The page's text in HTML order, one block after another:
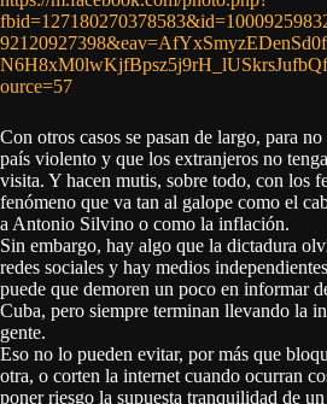
ource=57
Con otros casos se pasan de largo, para
país violento y que los extranjeros no
visita. Y hacen mutis, sobre todo, con los
fenómeno que va tan al galope como el
a Antonio Silvino o como la inflación.
Sin embargo, hay algo que la dictadura
redes sociales y hay medios
puede que demoren un poco en informar
Cuba, pero siempre terminan llevando la
gente.
Eso no lo pueden evitar, por más que
otra, o corten la internet cuando ocurran
poner riesgo la supuesta tranquilidad de un